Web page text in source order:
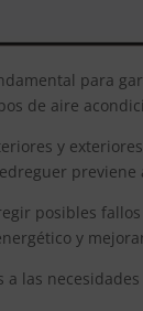
para
de aire
y
posibles
y
las